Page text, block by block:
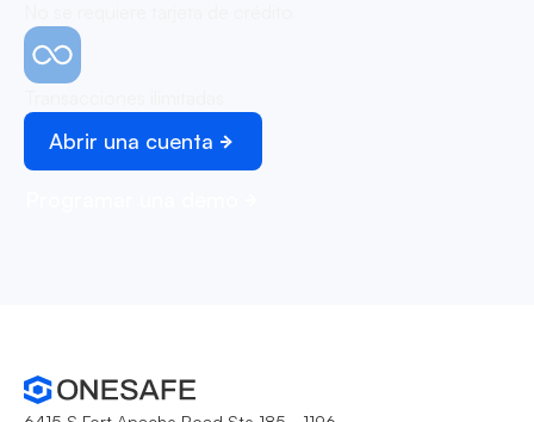
Abrir una cuenta